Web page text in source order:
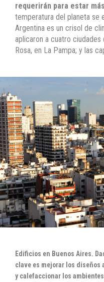
requerirán para estar
temperatura del planeta se
Argentina es un crisol de
aplicaron a cuatro ciudades
Rosa, en La Pampa; y las
Edificios en Buenos Aires.
clave es mejorar los
y calefaccionar los